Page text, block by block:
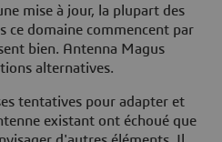
mise à jour, la plupart des
ce domaine commencent par
bien. Antenna Magus
alternatives.
tentatives pour adapter et
existant ont échoué que